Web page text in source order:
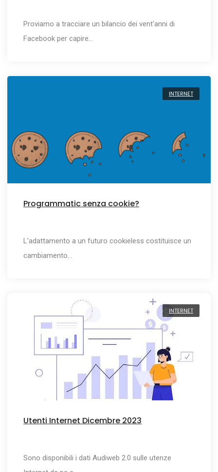
Proviamo a tracciare un bilancio dei vent'anni di
Facebook per capire…
INTERNET
Programmatic senza cookie?
L’adattamento a un futuro cookieless costituisce un
cambiamento…
INTERNET
Utenti Internet Dicembre 2023
Sono disponibili i dati Audiweb 2.0 sulle utenze